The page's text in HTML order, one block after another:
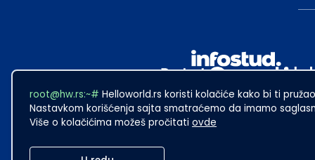
root@hw.rs:~# Helloworld.rs koristi kolačiće kako bi ti
Nastavkom korišćenja sajta smatraćemo da imamo
Više o kolačićima možeš pročitati ovde